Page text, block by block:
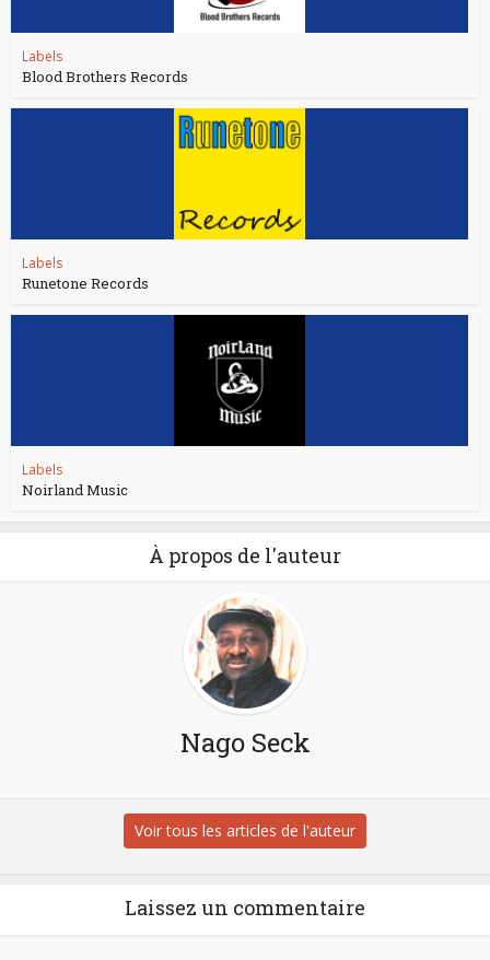
Labels
Blood Brothers Records
Labels
Runetone Records
Labels
Noirland Music
À propos de l'auteur
Nago Seck
Voir tous les articles de l'auteur
Laissez un commentaire